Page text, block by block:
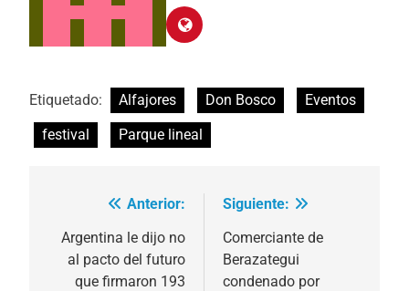
Etiquetado: Alfajores Don Bosco
Eventos
festival
Parque lineal
Navegación
de
entradas
Anterior:
Argentina le dijo no
al pacto del futuro
que firmaron 193
Siguiente:
Comerciante de
Berazategui
condenado por